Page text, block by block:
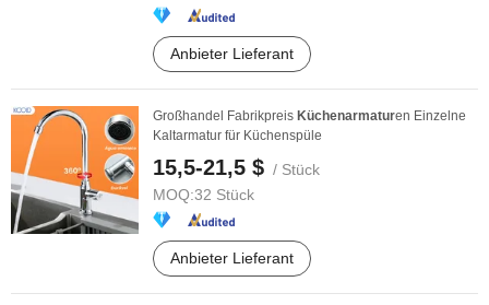
Anbieter Lieferant
Großhandel Fabrikpreis Küchenarmaturen Einzelne
Kaltarmatur für Küchenspüle
15,5-21,5 $ / Stück
MOQ:32 Stück
Anbieter Lieferant